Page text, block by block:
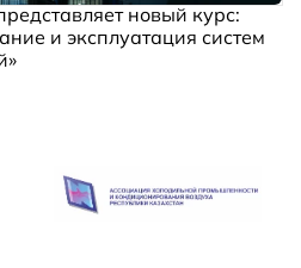
новый курс:
и эксплуатация систем